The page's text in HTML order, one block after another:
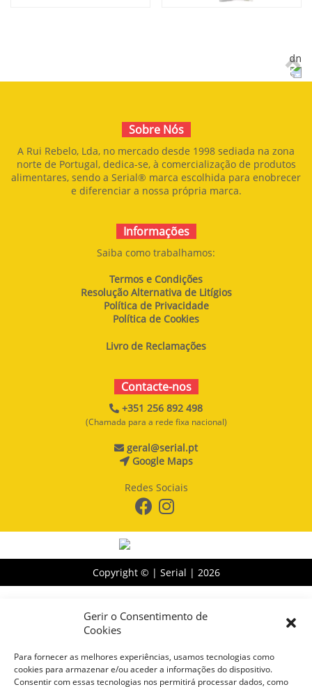
Gerir o Consentimento de
Cookies
Para fornecer as melhores experiências, usamos tecnologias como
cookies para armazenar e/ou aceder a informações do dispositivo.
Consentir com essas tecnologias nos permitirá processar dados, como
ACETATO AMÊNDOAS
AVELÃS COM
Sobre Nós
A Rui Rebelo, Lda, no mercado desde 1998 sediada na zona
norte de Portugal, dedica-se, à comercialização de produtos
alimentares, sendo a Serial® marca escolhida para enobrecer
e diferenciar a nossa própria marca.
Informações
Saiba como trabalhamos:
Termos e Condições
Resolução Alternativa de Litígios
Política de Privacidade
Política de Cookies
Livro de Reclamações
Contacte-nos
+351 256 892 498
(Chamada para a rede fixa nacional)
geral@serial.pt
Google Maps
Redes Sociais
Copyright © | Serial | 2026